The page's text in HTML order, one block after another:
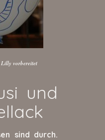
vorbereitet
und
sind durch.